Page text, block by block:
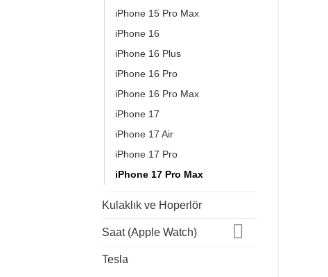
iPhone 15 Pro Max
iPhone 16
iPhone 16 Plus
iPhone 16 Pro
iPhone 16 Pro Max
iPhone 17
iPhone 17 Air
iPhone 17 Pro
iPhone 17 Pro Max
Kulaklık ve Hoperlör
Saat (Apple Watch)
Tesla